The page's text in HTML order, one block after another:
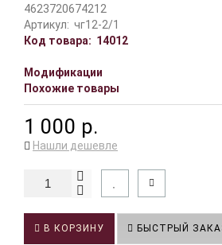
4623720674212
Артикул: чг12-2/1
Код товара: 14012
Модификации
Похожие товары
1 000 р.
Нашли дешевле
В КОРЗИНУ БЫСТРЫЙ